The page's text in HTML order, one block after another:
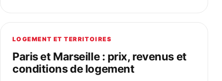
LOGEMENT ET TERRITOIRES
Paris et Marseille : prix, revenus et
conditions de logement